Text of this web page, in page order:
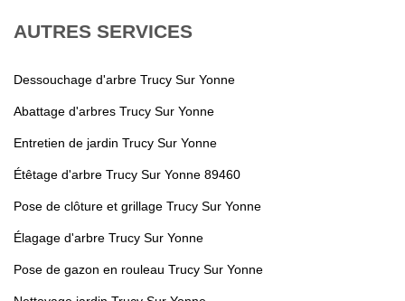
AUTRES SERVICES
Dessouchage d'arbre Trucy Sur Yonne
Abattage d'arbres Trucy Sur Yonne
Entretien de jardin Trucy Sur Yonne
Étêtage d'arbre Trucy Sur Yonne 89460
Pose de clôture et grillage Trucy Sur Yonne
Élagage d'arbre Trucy Sur Yonne
Pose de gazon en rouleau Trucy Sur Yonne